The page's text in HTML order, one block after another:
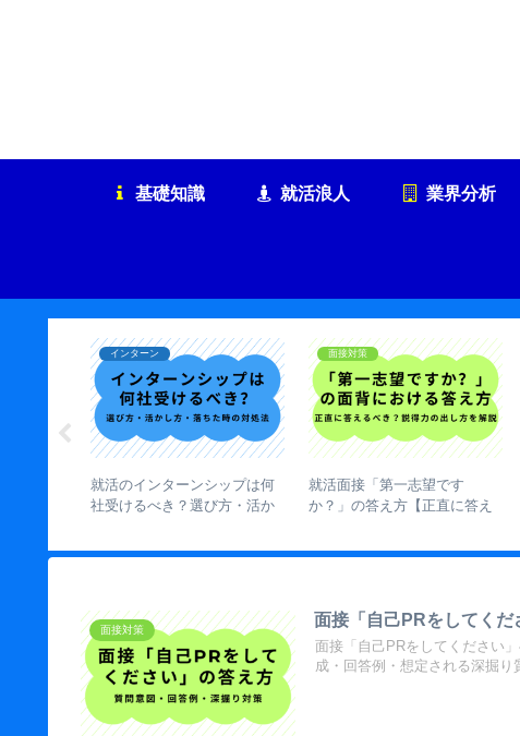
基礎知識 就活浪人 業界分析
インターン
就活のインターンシップは何
社受けるべき？選び方・活か
面接対策
就活面接「第一志望です
か？」の答え方【正直に答え
解説】
面接対策
面接「自己PRをしてくだ
面接「自己PRをしてください
成・回答例・想定される深掘り